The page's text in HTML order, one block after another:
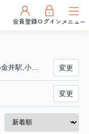
会員登録ログインメニュー
宇都宮駅,雀宮駅,石橋駅,自治医大駅,小金井駅,小山駅,間々田駅,野木駅,古河駅,栗橋駅,東鷲宮駅,久喜駅,新白岡駅,白岡駅,蓮田駅,東大宮駅,土呂駅,大宮駅,浦和駅,赤羽駅,池袋駅,新宿駅,渋谷駅,恵比寿駅,大崎駅,西大井駅,武蔵小杉駅,新川崎駅,横浜駅,保土ケ谷駅,東戸塚駅,戸塚駅,大船駅,北鎌倉駅,鎌倉駅,逗子駅 変更
変更